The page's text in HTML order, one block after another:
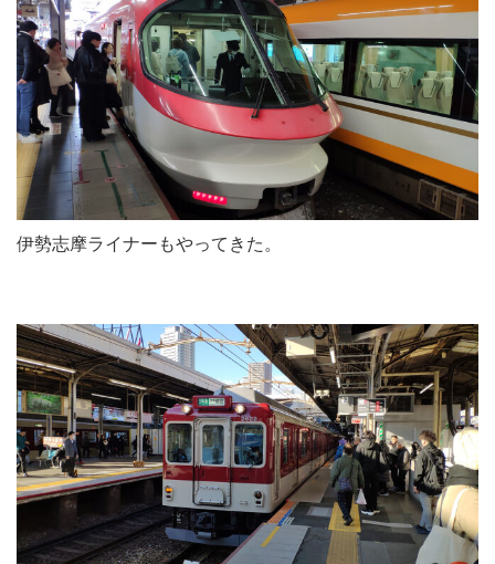
伊勢志摩ライナーもやってきた。